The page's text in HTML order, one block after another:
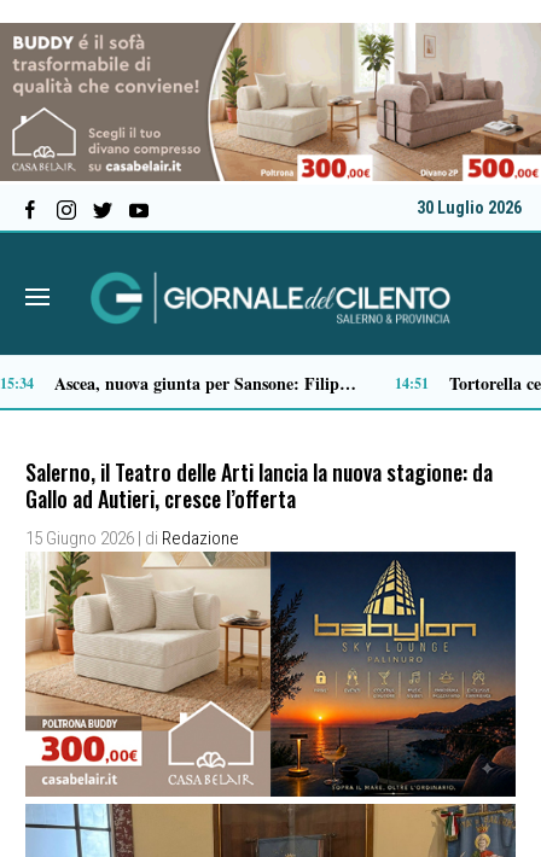
30 Luglio 2026
Microcemento, tutto quello che c’è da sapere prima di sceglierlo 13:22
Salerno, il Teatro delle Arti lancia la nuova stagione: da
Gallo ad Autieri, cresce l’offerta
15 Giugno 2026 | di Redazione